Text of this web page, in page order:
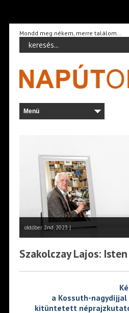
Mondd meg nékem, merre találom…
október 2nd, 2023 |
Szakolczay Lajos:
a Kossuth-
kitüntetett